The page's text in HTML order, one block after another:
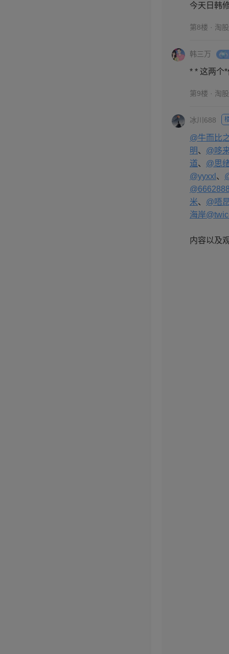
今天日韩
第8楼 · 淘
韩三万
* * 这两个
第9楼 · 淘
冰川688
@牛而比
明、 @哆
道、 @思
@yyxxl 、
米、 @唔
海岸
内容以及